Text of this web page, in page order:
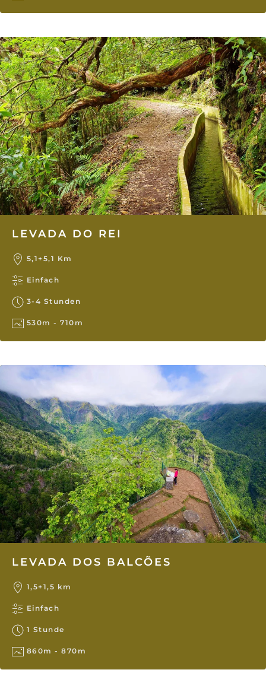
LEVADA DO REI
5,1+5,1 Km
Einfach
3-4 Stunden
530m - 710m
LEVADA DOS BALCÕES
1,5+1,5 km
Einfach
1 Stunde
860m - 870m